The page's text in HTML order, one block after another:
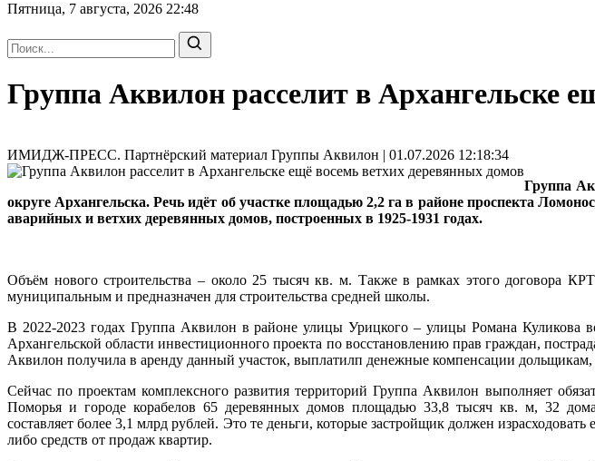
Пятница, 7 августа, 2026 22:48
Группа Аквилон расселит в Архангельске
ИМИДЖ-ПРЕСС. Партнёрский материал Группы Аквилон | 01.07.2026 12:18:34
Группа
округе Архангельска. Речь идёт об участке площадью 2,2 га в районе проспекта
аварийных и ветхих деревянных домов, построенных в 1925-1931 годах.
Объём нового строительства – около 25 тысяч кв. м. Также в рамках этого договора
муниципальным и предназначен для строительства средней школы.
В 2022-2023 годах Группа Аквилон в районе улицы Урицкого – улицы Романа Куликова
Архангельской области инвестиционного проекта по восстановлению прав граждан,
Аквилон получила в аренду данный участок, выплатилп денежные компенсации
Сейчас по проектам комплексного развития территорий Группа Аквилон выполняет
Поморья и городе корабелов 65 деревянных домов площадью 33,8 тысяч кв. м, 32
составляет более 3,1 млрд рублей. Это те деньги, которые застройщик должен
либо средств от продаж квартир.